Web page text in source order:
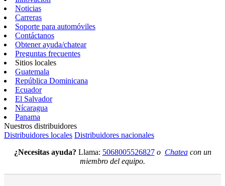
Noticias
Carreras
Soporte para automóviles
Contáctanos
Obtener ayuda/chatear
Preguntas frecuentes
Sitios locales
Guatemala
República Dominicana
Ecuador
El Salvador
Nícaragua
Panama
Nuestros distribuidores
Distribuidores locales Distribuidores nacionales
¿Necesitas ayuda? Llama: 5068005526827 o Chateacon un
miembro del equipo.